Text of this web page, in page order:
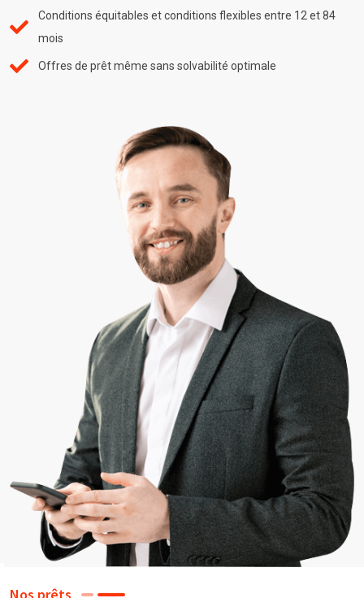
Conditions équitables et conditions flexibles entre 12 et 84
mois
Offres de prêt même sans solvabilité optimale